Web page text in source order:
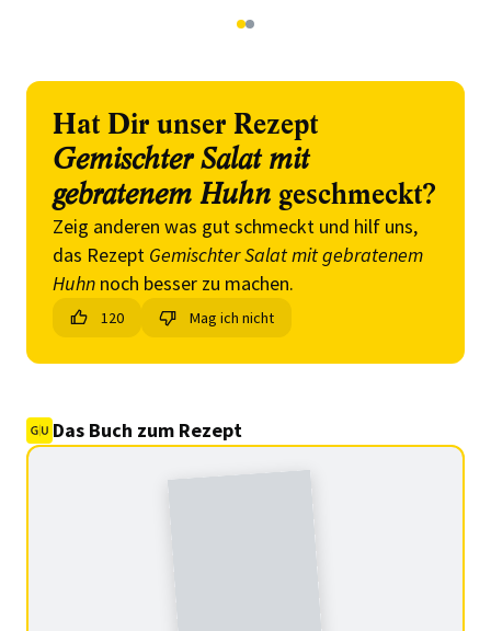
12
Hat Dir unser Rezept
Gemischter Salat mit
gebratenem Huhn geschmeckt?
Zeig anderen was gut schmeckt und hilf uns,
das Rezept Gemischter Salat mit gebratenem
Huhn noch besser zu machen.
120 Mag ich nicht
Das Buch zum Rezept